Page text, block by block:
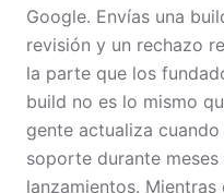
Google. Envías una
revisión y un rechazo
la parte que los
build no es lo mismo
gente actualiza
soporte durante
lanzamientos.